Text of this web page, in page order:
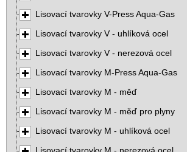
Lisovací tvarovky V-Press Aqua-Gas
Lisovací tvarovky V - uhlíková ocel
Lisovací tvarovky V - nerezová ocel
Lisovací tvarovky M-Press Aqua-Gas
Lisovací tvarovky M - měď
Lisovací tvarovky M - měď pro plyny
Lisovací tvarovky M - uhlíková ocel